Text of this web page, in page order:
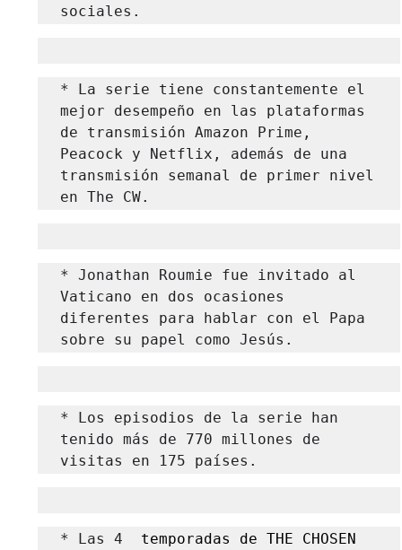
sociales.
* La serie tiene constantemente el
mejor desempeño en las plataformas
de transmisión Amazon Prime,
Peacock y Netflix, además de una
transmisión semanal de primer nivel
en The CW.
* Jonathan Roumie fue invitado al
Vaticano en dos ocasiones
diferentes para hablar con el Papa
sobre su papel como Jesús.
* Los episodios de la serie han
tenido más de 770 millones de
visitas en 175 países.
* Las 4 temporadas de THE CHOSEN